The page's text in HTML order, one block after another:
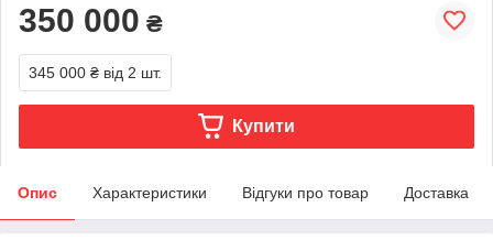
350 000 ₴
345 000 ₴ від 2 шт.
Купити
Опис Характеристики Відгуки про товар Доставка